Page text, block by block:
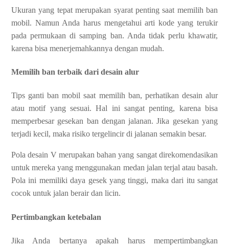
Ukuran yang tepat merupakan syarat penting saat memilih ban
mobil. Namun Anda harus mengetahui arti kode yang terukir
pada permukaan di samping ban. Anda tidak perlu khawatir,
karena bisa menerjemahkannya dengan mudah.
Memilih ban terbaik dari desain alur
Tips ganti ban mobil saat memilih ban, perhatikan desain alur
atau motif yang sesuai. Hal ini sangat penting, karena bisa
memperbesar gesekan ban dengan jalanan. Jika gesekan yang
terjadi kecil, maka risiko tergelincir di jalanan semakin besar.
Pola desain V merupakan bahan yang sangat direkomendasikan
untuk mereka yang menggunakan medan jalan terjal atau basah.
Pola ini memiliki daya gesek yang tinggi, maka dari itu sangat
cocok untuk jalan berair dan licin.
Pertimbangkan ketebalan
Jika Anda bertanya apakah harus mempertimbangkan